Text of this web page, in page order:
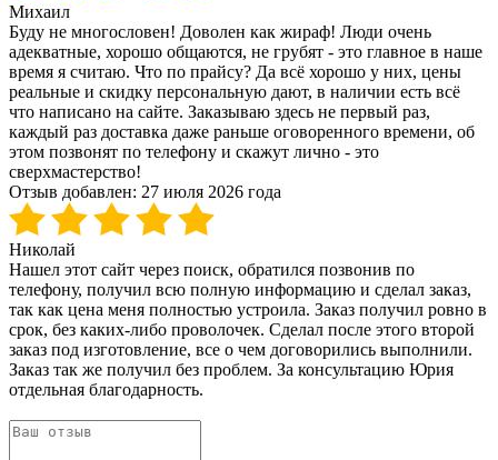
Михаил
Буду не многословен! Доволен как жираф! Люди очень
адекватные, хорошо общаются, не грубят - это главное в наше
время я считаю. Что по прайсу? Да всё хорошо у них, цены
реальные и скидку персональную дают, в наличии есть всё
что написано на сайте. Заказываю здесь не первый раз,
каждый раз доставка даже раньше оговоренного времени, об
этом позвонят по телефону и скажут лично - это
сверхмастерство!
Отзыв добавлен: 27 июля 2026 года
Николай
Нашел этот сайт через поиск, обратился позвонив по
телефону, получил всю полную информацию и сделал заказ,
так как цена меня полностью устроила. Заказ получил ровно в
срок, без каких-либо проволочек. Сделал после этого второй
заказ под изготовление, все о чем договорились выполнили.
Заказ так же получил без проблем. За консультацию Юрия
отдельная благодарность.